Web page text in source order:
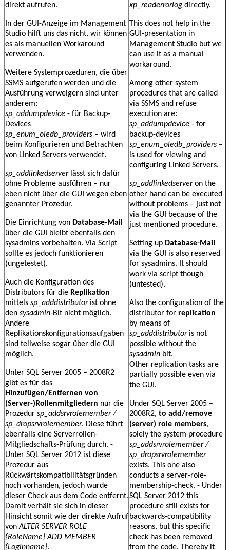
direkt aufrufen.
In der GUI-Anzeige im Management
Studio hilft uns das nicht, wir können
es als manuellen Workaround
verwenden.
Weitere Systemprozeduren, die über
SSMS aufgerufen werden und die
Ausführung verweigern sind unter
anderem:
sp_addumpdevice - für Backup-
Devices
sp_enum_oledb_providers – wird
beim Konfigurieren und Betrachten
von Linked Servers verwendet.
sp_addlinkedserverlässt sich dafür
ohne Probleme ausführen – nur
eben nicht über die GUI wegen eben
genannter Prozedur.
Die Einrichtung von Database-Mail
über die GUI bleibt ebenfalls den
sysadmins vorbehalten. Via Script
sollte es jedoch funktionieren
(ungetestet).
Auch die Konfiguration des
Distributors für die Replikation
mittels sp_adddistributorist ohne
den sysadmin-Bit nicht möglich.
Andere
Replikationskonfigurationsaufgaben
sind teilweise sogar über die GUI
möglich.
Unter SQL Server 2005 – 2008R2
gibt es für das
Hinzufügen/Entfernen von
(Server-)Rollenmitgliedern nur die
Prozedur sp_addsrvrolemember /
sp_dropsrvrolemember. Diese führt
ebenfalls eine Serverrollen-
Mitgliedschafts-Prüfung durch. -
Unter SQL Server 2012 ist diese
Prozedur aus
Rückwärtskompatibilitätsgründen
noch vorhanden, jedoch wurde
dieser Check aus dem Code entfernt.
Damit verhält sie sich in dieser
Hinsicht somit wie der direkte Aufruf
vonALTER SERVER ROLE
{RoleName} ADD MEMBER
{Loginname}.
xp_readerrorlog directly.
This does not help in the
GUI-presentation in
Management Studio but we
can use it as a manual
workaround.
Among other system
procedures that are called
via SSMS and refuse
execution are:
sp_addumpdevice - for
backup-devices
sp_enum_oledb_providers –
is used for viewing and
configuring Linked Servers.
sp_addlinkedserveron the
other hand can be executed
without problems – just not
via the GUI because of the
just mentioned procedure.
Setting up Database-Mail
via the GUI is also reserved
for sysadmins. It should
work via script though
(untested).
Also the configuration of the
distributor for replication
by means of
sp_adddistributoris not
possible without the
sysadmin bit.
Other replication tasks are
partially possible even via
the GUI.
Under SQL Server 2005 –
2008R2, to add/remove
(server) role members,
solely the system procedure
sp_addsrvrolemember /
sp_dropsrvrolemember
exists. This one also
conducts a server-role-
membership-check. - Under
SQL Server 2012 this
procedure still exists for
backwards-compatibility
reasons, but this specific
check has been removed
from the code. Thereby it